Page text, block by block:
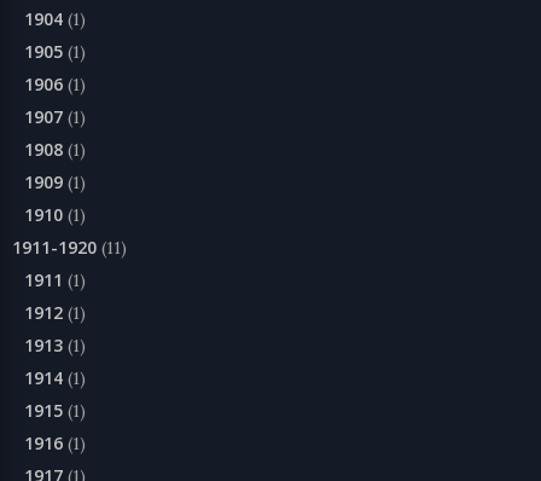
1904 (1)
1905 (1)
1906 (1)
1907 (1)
1908 (1)
1909 (1)
1910 (1)
1911-1920 (11)
1911 (1)
1912 (1)
1913 (1)
1914 (1)
1915 (1)
1916 (1)
1917